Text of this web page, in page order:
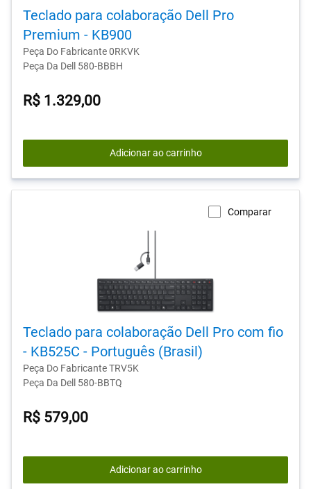
Teclado para colaboração Dell Pro
Premium - KB900
Peça Do Fabricante 0RKVK
Peça Da Dell 580-BBBH
R$ 1.329,00
Adicionar ao carrinho
Comparar
Teclado para colaboração Dell Pro com fio
- KB525C - Português (Brasil)
Peça Do Fabricante TRV5K
Peça Da Dell 580-BBTQ
R$ 579,00
Adicionar ao carrinho